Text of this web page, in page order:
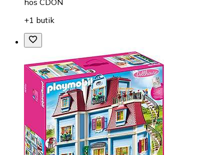
+1 butik